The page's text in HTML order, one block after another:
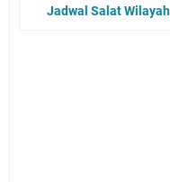
Jadwal Salat